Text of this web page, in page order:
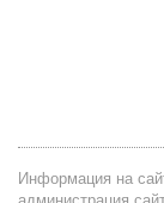
Информация на